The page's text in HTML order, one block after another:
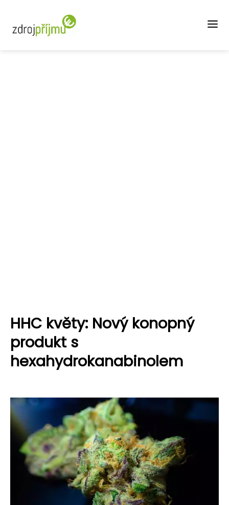
HHC květy: Nový konopný
produkt s
hexahydrokanabinolem